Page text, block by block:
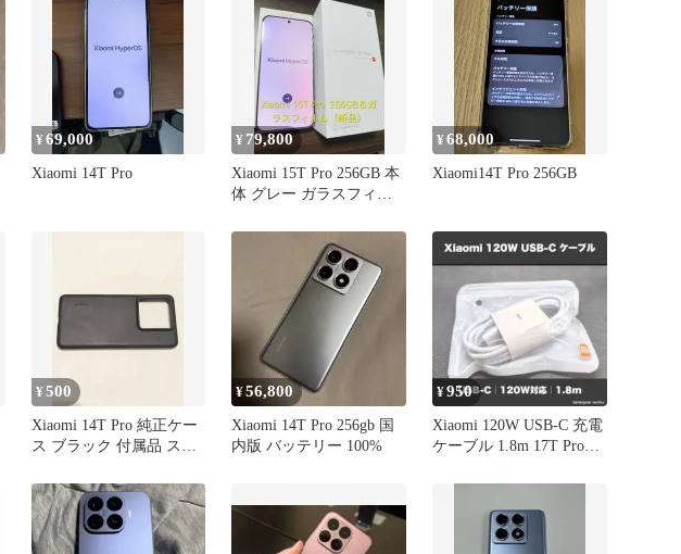
¥69,000
Xiaomi 14T Pro
¥ 79,800
Xiaomi 15T Pro 256GB 本
体 グレー ガラスフィル
¥68,000
Xiaomi14T Pro 256GB
¥500
Xiaomi 14T Pro 純正ケー
ス ブラック 付属品 スマ
¥56,800
Xiaomi 14T Pro 256gb 国
内版 バッテリー 100%
¥950
Xiaomi 120W USB-C 充電
ケーブル 1.8m 17T Pro対